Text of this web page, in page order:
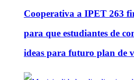
Cooperativa a IPET 263
para que estudiantes de
ideas para futuro plan de